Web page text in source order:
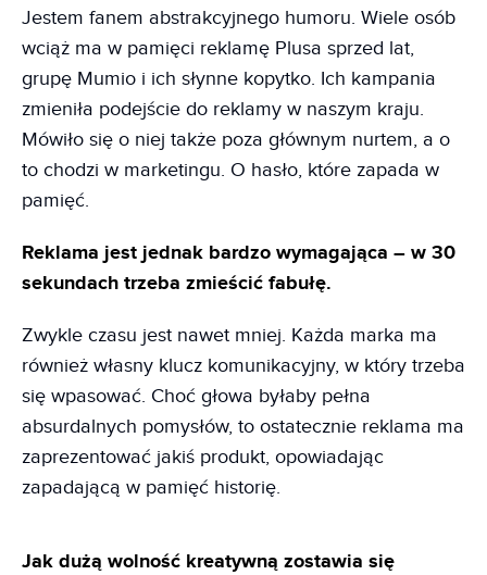
Jestem fanem abstrakcyjnego humoru. Wiele osób
wciąż ma w pamięci reklamę Plusa sprzed lat,
grupę Mumio i ich słynne kopytko. Ich kampania
zmieniła podejście do reklamy w naszym kraju.
Mówiło się o niej także poza głównym nurtem, a o
to chodzi w marketingu. O hasło, które zapada w
pamięć.
Reklama jest jednak bardzo wymagająca – w 30
sekundach trzeba zmieścić fabułę.
Zwykle czasu jest nawet mniej. Każda marka ma
również własny klucz komunikacyjny, w który trzeba
się wpasować. Choć głowa byłaby pełna
absurdalnych pomysłów, to ostatecznie reklama ma
zaprezentować jakiś produkt, opowiadając
zapadającą w pamięć historię.
Jak dużą wolność kreatywną zostawia się